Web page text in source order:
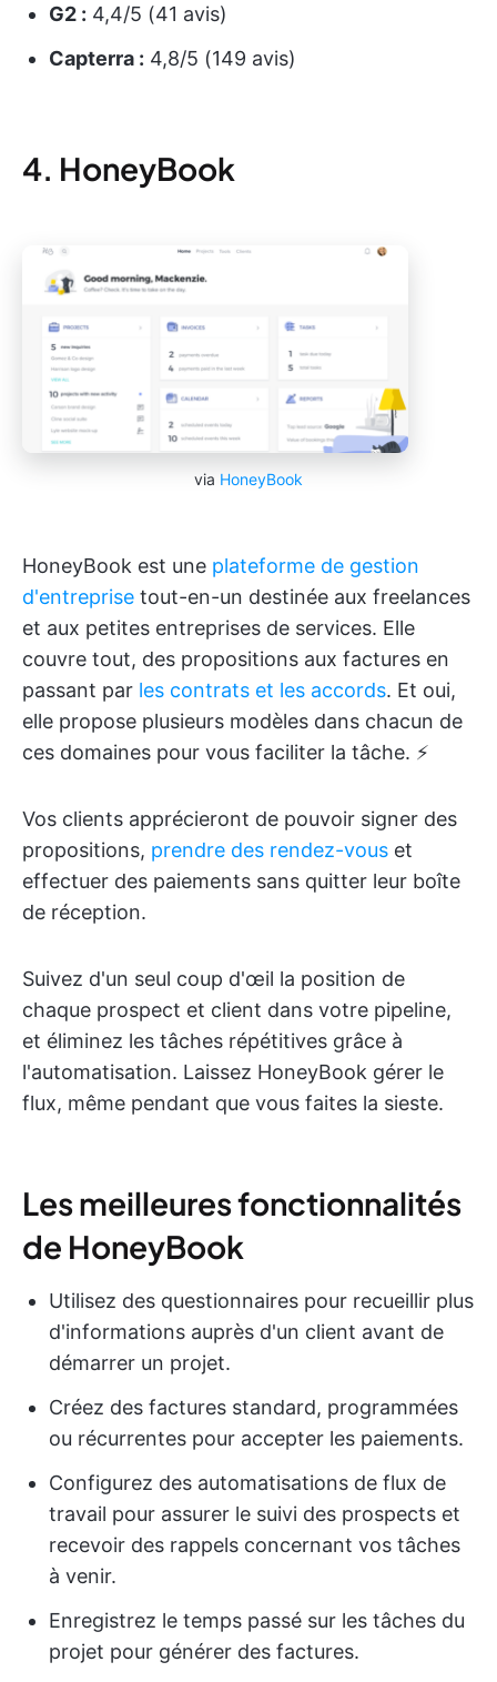
G2 : 4,4/5 (41 avis)
Capterra : 4,8/5 (149 avis)
4. HoneyBook
via HoneyBook
HoneyBook est une plateforme de gestion
d'entreprise tout-en-un destinée aux freelances
et aux petites entreprises de services. Elle
couvre tout, des propositions aux factures en
passant par les contrats et les accords. Et oui,
elle propose plusieurs modèles dans chacun de
ces domaines pour vous faciliter la tâche. ⚡
Vos clients apprécieront de pouvoir signer des
propositions, prendre des rendez-vous et
effectuer des paiements sans quitter leur boîte
de réception.
Suivez d'un seul coup d'œil la position de
chaque prospect et client dans votre pipeline,
et éliminez les tâches répétitives grâce à
l'automatisation. Laissez HoneyBook gérer le
flux, même pendant que vous faites la sieste.
Les meilleures fonctionnalités
de HoneyBook
Utilisez des questionnaires pour recueillir plus
d'informations auprès d'un client avant de
démarrer un projet.
Créez des factures standard, programmées
ou récurrentes pour accepter les paiements.
Configurez des automatisations de flux de
travail pour assurer le suivi des prospects et
recevoir des rappels concernant vos tâches
à venir.
Enregistrez le temps passé sur les tâches du
projet pour générer des factures.